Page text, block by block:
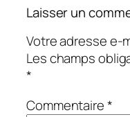
Laisser un
Votre adresse e-
Les champs
*
Commentaire*